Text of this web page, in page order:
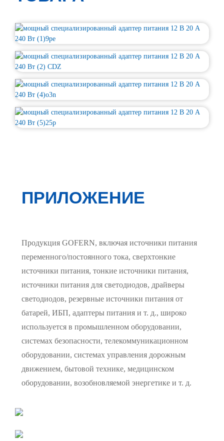
ПРИЛОЖЕНИЕ
Продукция GOFERN, включая источники питания
переменного/постоянного тока, сверхтонкие
источники питания, тонкие источники питания,
источники питания для светодиодов, драйверы
светодиодов, резервные источники питания от
батарей, ИБП, адаптеры питания и т. д., широко
используется в промышленном оборудовании,
системах безопасности, телекоммуникационном
оборудовании, системах управления дорожным
движением, бытовой технике, медицинском
оборудовании, возобновляемой энергетике и т. д.